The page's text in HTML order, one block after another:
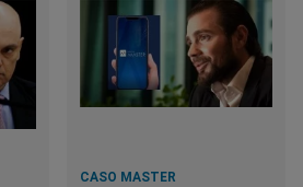
CASO MASTER